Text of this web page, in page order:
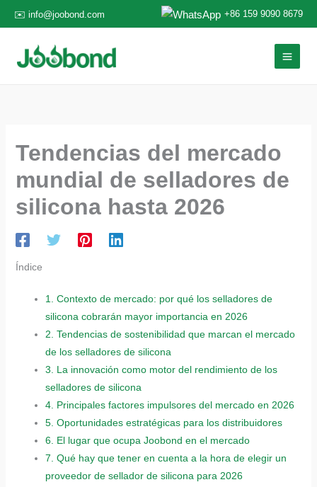
al
contenido
✉️ info@joobond.com +86 159 9090 8679
Tendencias del mercado
mundial de selladores de
silicona hasta 2026
Índice
1. Contexto de mercado: por qué los selladores de
silicona cobrarán mayor importancia en 2026
2. Tendencias de sostenibilidad que marcan el mercado
de los selladores de silicona
3. La innovación como motor del rendimiento de los
selladores de silicona
4. Principales factores impulsores del mercado en 2026
5. Oportunidades estratégicas para los distribuidores
6. El lugar que ocupa Joobond en el mercado
7. Qué hay que tener en cuenta a la hora de elegir un
proveedor de sellador de silicona para 2026